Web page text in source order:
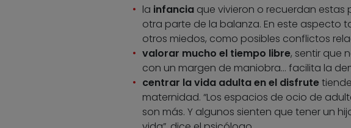
la infanciaque vivieron o recuerdan estas
otra parte de la balanza. En este aspecto
otros miedos, como posibles conflictos
valorar mucho el tiempo libre, sentir que
con un margen de maniobra… facilita la
centrar la vida adulta en el disfrute
maternidad. “Los espacios de ocio de
son más. Y algunos sienten que tener un